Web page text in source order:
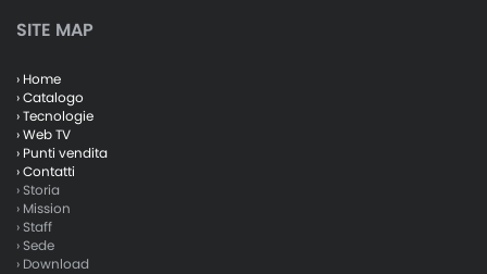
SITE MAP
› Home
› Catalogo
› Tecnologie
› Web TV
› Punti vendita
› Contatti
› Storia
› Mission
› Staff
› Sede
› Download